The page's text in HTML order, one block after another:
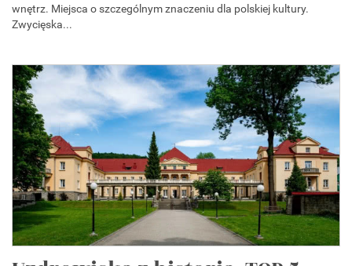
wnętrz. Miejsca o szczególnym znaczeniu dla polskiej kultury.
Zwycięska...